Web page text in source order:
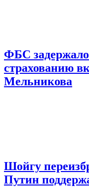
ФБС задержало
страхованию
Мельникова
Шойгу
Путин